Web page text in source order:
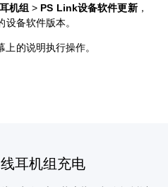
耳机组 > PS Link设备软件更新，
备软件版本。
的说明执行操作。
耳机组充电